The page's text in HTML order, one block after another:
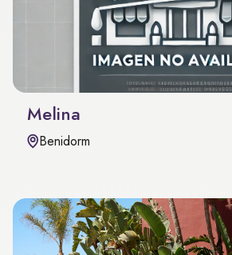
Melina
Benidorm